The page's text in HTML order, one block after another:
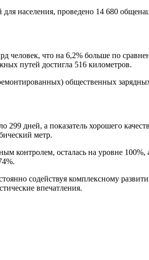
населения, проведено 14 680
человек, что на 6,2% больше по
путей достигла 516 километров.
общественных
дней, а показатель хорошего
метр.
контролем, осталась на уровне
содействуя комплексному
впечатления.